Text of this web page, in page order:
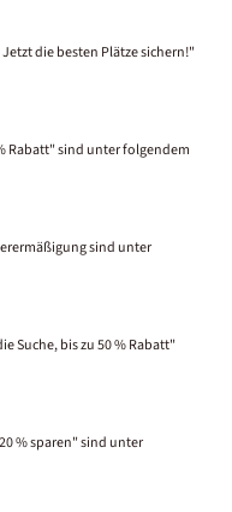
die besten Plätze sichern!"
Rabatt" sind unter folgendem
sind unter
Suche, bis zu 50 % Rabatt"
% sparen" sind unter